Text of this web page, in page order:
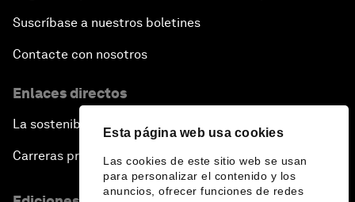
Esta página web usa cookies
Las cookies de este sitio web se usan
para personalizar el contenido y los
anuncios, ofrecer funciones de redes
Suscríbase a nuestros boletines
Contacte con nosotros
Enlaces directos
La sostenibilidad en el Foro
Carreras profesionales